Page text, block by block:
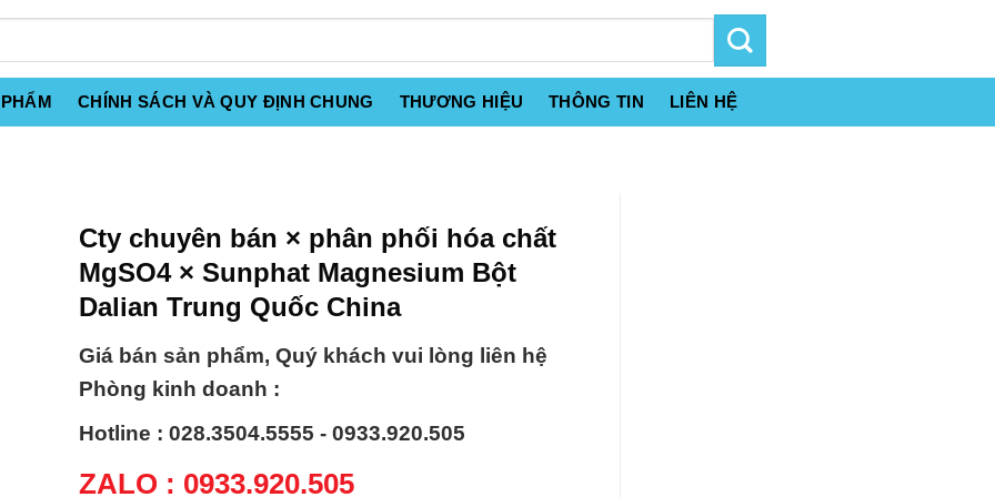
CHÍNH SÁCH VÀ QUY ĐỊNH CHUNG THƯƠNG HIỆU THÔNG TIN LIÊN HỆ
Cty chuyên bán × phân phối hóa chất
MgSO4 × Sunphat Magnesium Bột
Dalian Trung Quốc China
Giá bán sản phẩm, Quý khách vui lòng liên hệ
Phòng kinh doanh :
Hotline : 028.3504.5555 - 0933.920.505
ZALO : 0933.920.505